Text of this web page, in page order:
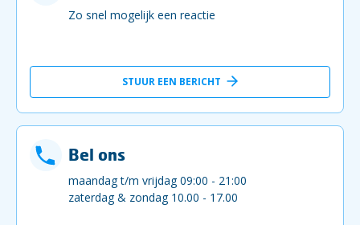
Zo snel mogelijk een reactie
STUUR EEN BERICHT
Bel ons
maandag t/m vrijdag 09:00 - 21:00
zaterdag & zondag 10.00 - 17.00